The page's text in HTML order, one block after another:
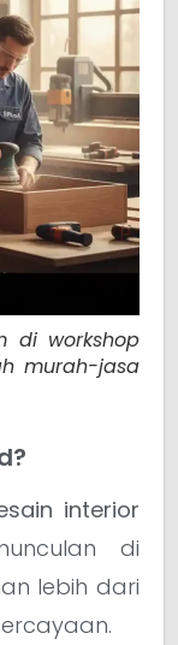
di workshop
murah-jasa
interior
di
lebih dari